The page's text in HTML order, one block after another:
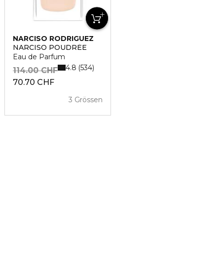
NARCISO RODRIGUEZ
NARCISO POUDRÉE
Eau de Parfum
70.70 CHF
114.00 CHF
3 Grössen
4.8 534